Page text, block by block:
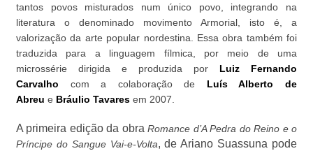
tantos povos misturados num único povo,
integrando na
literatura o denominado movimento Armorial, isto é, a
valorização da arte popular nordestina. Essa obra também foi
traduzida para a linguagem fílmica, por meio de uma
microssérie dirigida e produzida por Luiz Fernando
Carvalho com a colaboração de Luís Alberto de
Abreu e Bráulio Tavares em 2007
A primeira edição da obraRomance d’A Pedra do Reino e o
Príncipe do Sangue Vai-e-Volta, de Ariano Suassuna pode